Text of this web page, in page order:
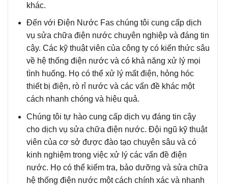
khác.
Đến với Điện Nước Faschúng tôi cung cấp dịch
vụ sửa chữa điện nước chuyên nghiệp và đáng tin
cậy. Các kỹ thuật viên của công ty có kiến thức sâu
về hệ thống điện nước và có khả năng xử lý mọi
tình huống. Họ có thể xử lý mất điện, hỏng hóc
thiết bị điện, rò rỉ nước và các vấn đề khác một
cách nhanh chóng và hiệu quả.
Chúng tôi tự hàocung cấp dịch vụ đáng tin cậy
cho dịch vụ sửa chữa điện nước. Đội ngũ kỹ thuật
viên của cơ sở được đào tạo chuyên sâu và có
kinh nghiệm trong việc xử lý các vấn đề điện
nước. Họ có thể kiểm tra, bảo dưỡng và sửa chữa
hệ thống điện nước một cách chính xác và nhanh